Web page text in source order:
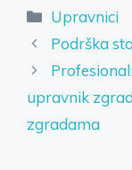
Categories
Upravnici
Podrška
upravnik
zgradama